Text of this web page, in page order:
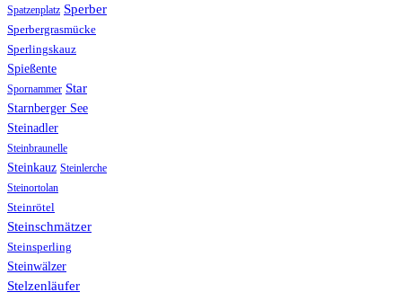
Spatzenplatz Sperber
Sperbergrasmücke
Sperlingskauz
Spießente
Spornammer Star
Starnberger See
Steinadler
Steinbraunelle
Steinkauz Steinlerche
Steinortolan
Steinrötel
Steinschmätzer
Steinsperling
Steinwälzer
Stelzenläufer